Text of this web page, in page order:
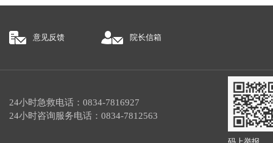
意见反馈 院长信箱
24小时急救电话：0834-7816927
24小时咨询服务电话：0834-7812563